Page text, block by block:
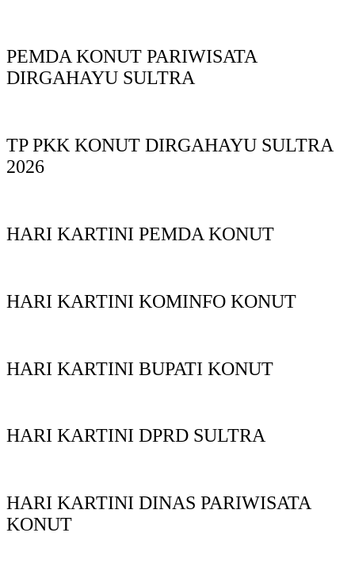
PEMDA KONUT PARIWISATA
DIRGAHAYU SULTRA
TP PKK KONUT DIRGAHAYU SULTRA
2026
HARI KARTINI PEMDA KONUT
HARI KARTINI KOMINFO KONUT
HARI KARTINI BUPATI KONUT
HARI KARTINI DPRD SULTRA
HARI KARTINI DINAS PARIWISATA
KONUT